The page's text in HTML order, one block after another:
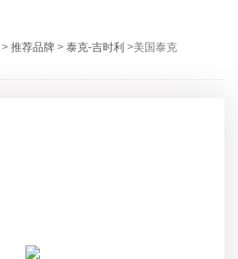
>推荐品牌 >泰克-吉时利 >美国泰克